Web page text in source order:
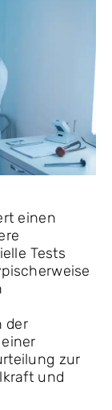
einen
Tests
der
zur
und